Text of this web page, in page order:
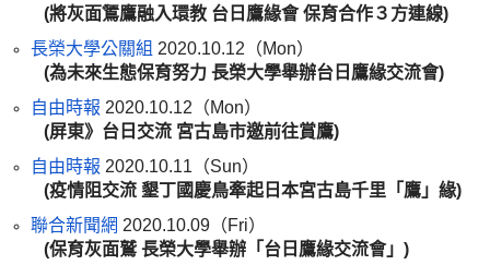
(將灰面鵟鷹融入環教 台日鷹緣會 保育合作３方連線)
長榮大學公關組 2020.10.12（Mon）
(為未來生態保育努力 長榮大學舉辦台日鷹緣交流會)
自由時報 2020.10.12（Mon）
(屏東》台日交流 宮古島市邀前往賞鷹)
自由時報 2020.10.11（Sun）
(疫情阻交流 墾丁國慶鳥牽起日本宮古島千里「鷹」緣)
聯合新聞網 2020.10.09（Fri）
(保育灰面鷲 長榮大學舉辦「台日鷹緣交流會」)